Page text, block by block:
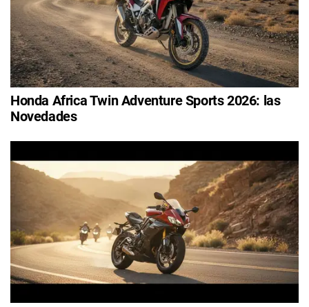
Honda Africa Twin Adventure Sports 2026: las
Novedades